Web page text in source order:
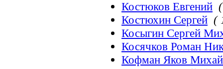
Костюков Евгений
Костюхин Сергей (
Косыгин Сергей
Косячков Роман
Кофман Яков